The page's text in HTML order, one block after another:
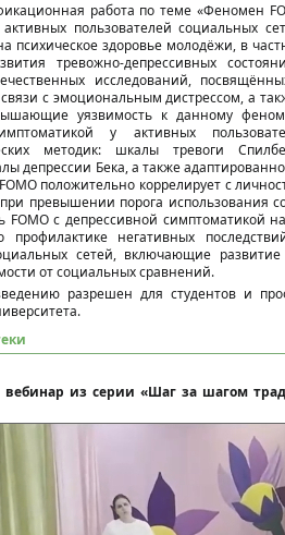
работа по теме «Феномен
пользователей социальных
психическое здоровье молодёжи, в
тревожно-депрессивных
исследований,
с эмоциональным дистрессом, а
уязвимость к данному
у активных
методик: шкалы тревоги
депрессии Бека, а также
положительно коррелирует с
превышении порога использования
FOMO с депрессивной
профилактике негативных
сетей, включающие
от социальных сравнений.
разрешен для студентов и
вебинар из серии «Шаг за шагом